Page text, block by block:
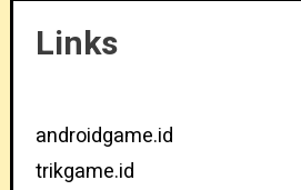
Links
androidgame.id
trikgame.id